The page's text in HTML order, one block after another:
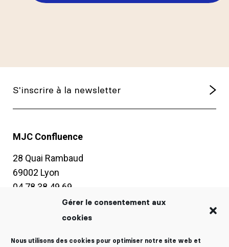
Gérer le consentement aux
cookies
Nous utilisons des cookies pour optimiser notre site web et
MJC Confluence
28 Quai Rambaud
69002 Lyon
04 78 38 49 69
contact@mjc-confluence.fr
Horaires d’ouverture
Du lundi au vendredi :